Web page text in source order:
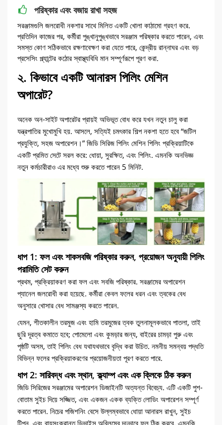
পরিষ্কার এবং বজায় রাখা সহজ
সরঞ্জামগুলি জলরোধী নকশার সাথে মিলিত একটি খোলা কাঠামো গ্রহণ করে.
প্রতিদিন কাজের পর, কর্মীরা পুঙ্খানুপুঙ্খভাবে সরঞ্জাম পরিষ্কার করতে পারেন, এবং
সমস্ত কোণ সঠিকভাবে রক্ষণাবেক্ষণ করা যেতে পারে, কেন্দ্রীয় রান্নাঘর এবং বড়
প্রসেসিং প্ল্যান্টের কঠোর স্বাস্থ্যবিধি মান সম্পূর্ণরূপে পূরণ করা.
২. কিভাবে একটি আনারস পিলিং মেশিন
অপারেট?
অনেক অন-সাইট অপারেটর প্রায়ই অভিভূত বোধ করে যখন নতুন চালু করা
যন্ত্রপাতির মুখোমুখি হয়. আসলে, সত্যিই চমৎকার শিল্প নকশা হতে হবে “জটিল
প্রযুক্তি, সহজ অপারেশন।” জিডি সিরিজ পিলিং মেশিন পিলিং প্রক্রিয়াটিকে
একটি প্রমিত সেটে সরল করে: ধোয়া, সুরক্ষিত, এবং পিলিং. এমনকি অনভিজ্ঞ
নতুন কর্মচারীরাও এর মধ্যে শুরু করতে পারেন 5 মিনিট.
ধাপ 1: ফল এবং শাকসবজি পরিষ্কার করুন, প্রয়োজন অনুযায়ী পিলিং
পরামিতি সেট করুন
প্রথম, প্রক্রিয়াকরণ করা ফল এবং সবজি পরিষ্কার. সরঞ্জামের অপারেশন
প্যানেল জলরোধী করা হয়েছে. কর্মীরা কেবল ফলের ধরন এবং ত্বকের বেধ
অনুসারে খোসার বেধ সামঞ্জস্য করতে পারেন.
যেমন, শীতকালীন তরমুজ এবং হামি তরমুজের ত্বক তুলনামূলকভাবে পাতলা, তাই
ছুরি দূরত্ব কমাতে হবে; পোমেলো এবং কুমড়ার জন্য, বাইরের চামড়া পুরু এবং
পৃষ্ঠটি অসম, তাই পিলিং বেধ যথাযথভাবে বৃদ্ধি করা উচিত. নমনীয় সমন্বয় পদ্ধতি
বিভিন্ন ফলের প্রক্রিয়াকরণের প্রয়োজনীয়তা পূরণ করতে পারে.
ধাপ 2: সারিবদ্ধ এবং স্থান, ক্ল্যাম্প এবং এক ক্লিকে ঠিক করুন
জিডি সিরিজের সরঞ্জামের অপারেশন ডিজাইনটি অত্যন্ত বিবেচ্য. এটি একটি পুশ-
বোতাম সুইচ দিয়ে সজ্জিত, এবং একজন একক ব্যক্তি লোডিং অপারেশন সম্পূর্ণ
করতে পারেন. নিচের পজিশনিং বেসে উল্লম্বভাবে ধোয়া আনারস রাখুন, সুইচ
টিপুন, এবং বায়ুসংক্রান্ত ডিভাইস অবিলম্বে দৃঢ়ভাবে ফল ঠিক করবে. এমনকি